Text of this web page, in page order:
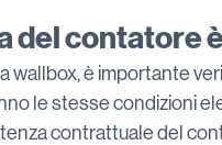
del contatore
wallbox, è importante
le stesse condizioni
contrattuale del